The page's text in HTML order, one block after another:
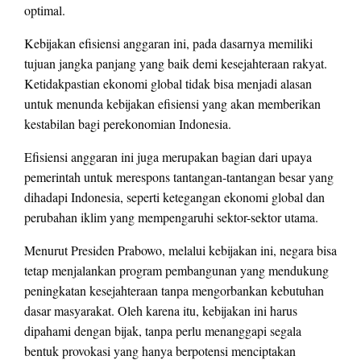
optimal.
Kebijakan efisiensi anggaran ini, pada dasarnya memiliki
tujuan jangka panjang yang baik demi kesejahteraan rakyat.
Ketidakpastian ekonomi global tidak bisa menjadi alasan
untuk menunda kebijakan efisiensi yang akan memberikan
kestabilan bagi perekonomian Indonesia.
Efisiensi anggaran ini juga merupakan bagian dari upaya
pemerintah untuk merespons tantangan-tantangan besar yang
dihadapi Indonesia, seperti ketegangan ekonomi global dan
perubahan iklim yang mempengaruhi sektor-sektor utama.
Menurut Presiden Prabowo, melalui kebijakan ini, negara bisa
tetap menjalankan program pembangunan yang mendukung
peningkatan kesejahteraan tanpa mengorbankan kebutuhan
dasar masyarakat. Oleh karena itu, kebijakan ini harus
dipahami dengan bijak, tanpa perlu menanggapi segala
bentuk provokasi yang hanya berpotensi menciptakan